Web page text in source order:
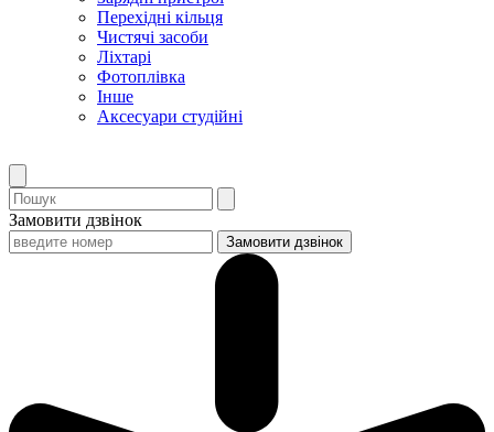
Перехідні кільця
Чистячі засоби
Ліхтарі
Фотоплівка
Інше
Аксесуари студійні
Замовити дзвінок